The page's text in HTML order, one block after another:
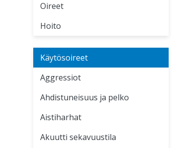
Oireet
Hoito
Käytösoireet
Aggressiot
Ahdistuneisuus ja pelko
Aistiharhat
Akuutti sekavuustila